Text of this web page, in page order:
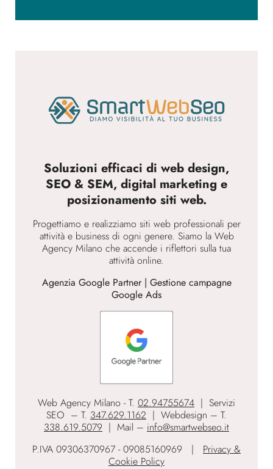
Soluzioni efficaci di web design,
SEO & SEM, digital marketing e
posizionamento siti web.
Progettiamo e realizziamo siti web professionali per
attività e business di ogni genere. Siamo la Web
Agency Milano che accende i riflettori sulla tua
attività online.
Agenzia Google Partner | Gestione campagne
Google Ads
Web Agency Milano - T. 02.94755674 | Servizi
SEO – T. 347.629.1162 | Webdesign – T.
338.619.5079 | Mail – info@smartwebseo.it
P.IVA 09306370967 - 09085160969 | Privacy &
Cookie Policy